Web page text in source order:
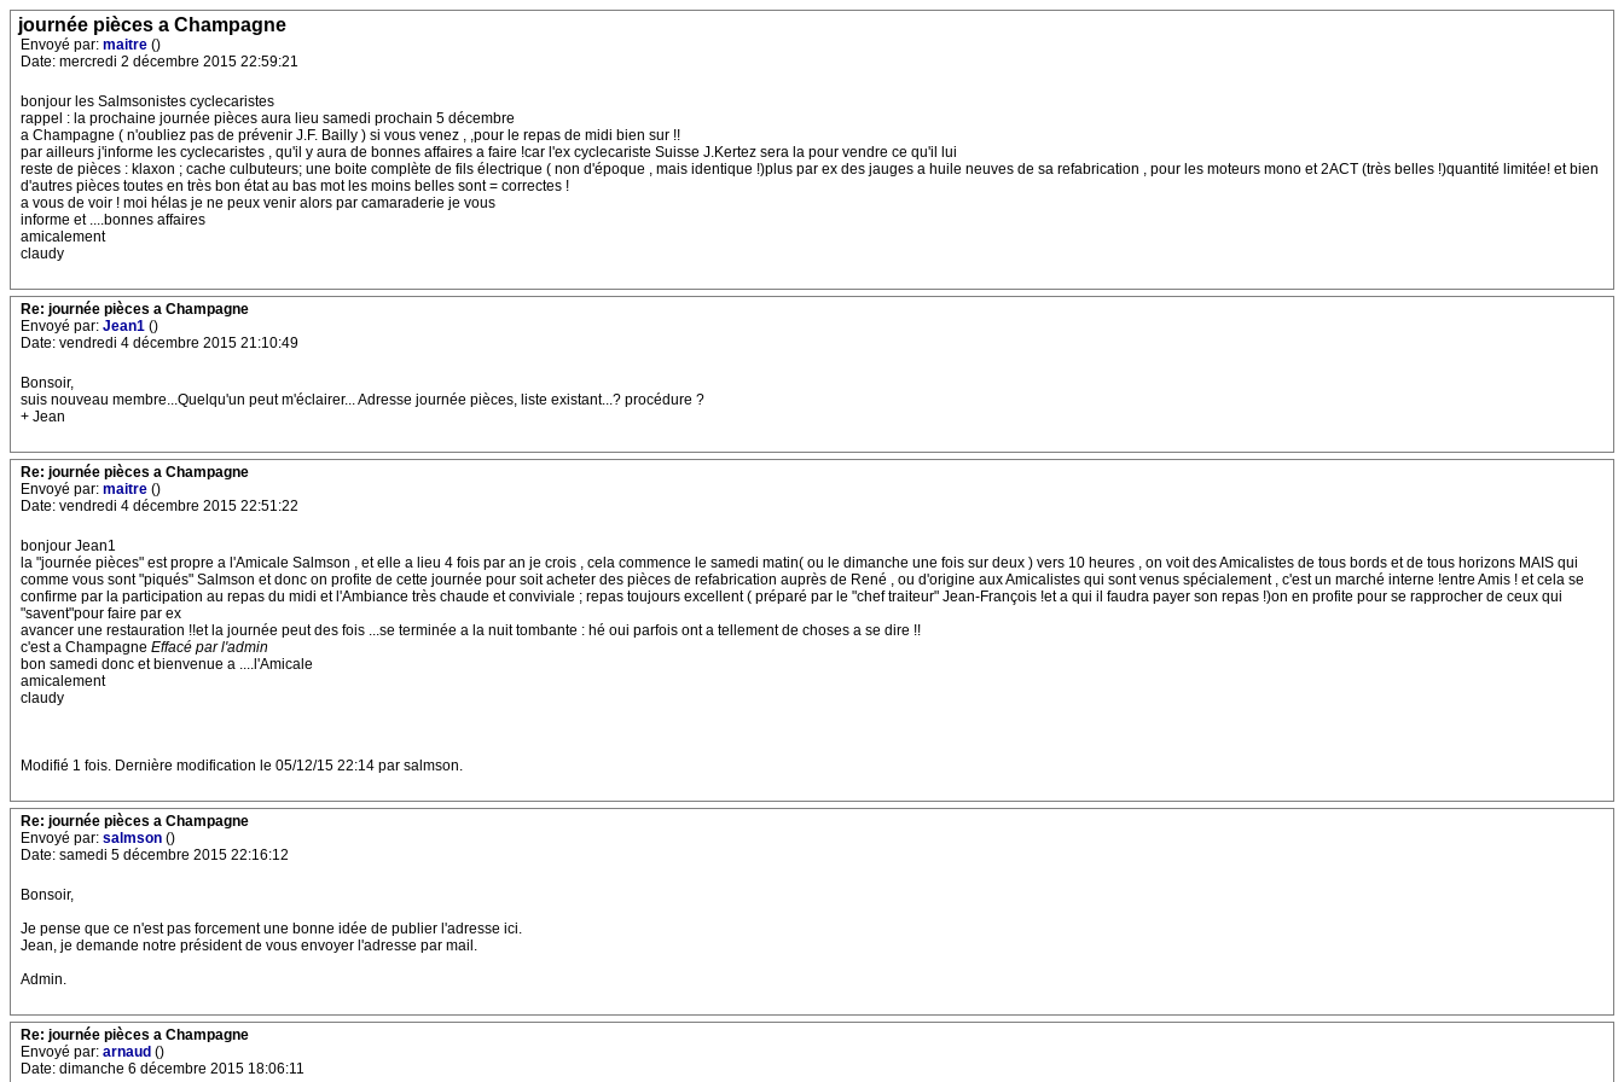
journée pièces a Champagne
Envoyé par: maitre ()
Date: mercredi 2 décembre 2015 22:59:21
bonjour les Salmsonistes cyclecaristes
rappel : la prochaine journée pièces aura lieu samedi prochain 5 décembre
a Champagne ( n'oubliez pas de prévenir J.F. Bailly ) si vous venez , ,pour le repas de midi bien sur !!
par ailleurs j'informe les cyclecaristes , qu'il y aura de bonnes affaires a faire !car l'ex cyclecariste Suisse J.Kertez sera la pour vendre ce qu'il lui
reste de pièces : klaxon ; cache culbuteurs; une boite complète de fils électrique ( non d'époque , mais identique !)plus par ex des jauges a huile neuves de sa refabrication , pour les moteurs mono et 2ACT (très belles !)quantité limitée! et bien
d'autres pièces toutes en très bon état au bas mot les moins belles sont = correctes !
a vous de voir ! moi hélas je ne peux venir alors par camaraderie je vous
informe et ....bonnes affaires
amicalement
claudy
Re: journée pièces a Champagne
Envoyé par: Jean1 ()
Date: vendredi 4 décembre 2015 21:10:49
Bonsoir,
suis nouveau membre...Quelqu'un peut m'éclairer... Adresse journée pièces, liste existant...? procédure ?
+ Jean
Re: journée pièces a Champagne
Envoyé par: maitre ()
Date: vendredi 4 décembre 2015 22:51:22
bonjour Jean1
la "journée pièces" est propre a l'Amicale Salmson , et elle a lieu 4 fois par an je crois , cela commence le samedi matin( ou le dimanche une fois sur deux ) vers 10 heures , on voit des Amicalistes de tous bords et de tous horizons MAIS qui
comme vous sont "piqués" Salmson et donc on profite de cette journée pour soit acheter des pièces de refabrication auprès de René , ou d'origine aux Amicalistes qui sont venus spécialement , c'est un marché interne !entre Amis ! et cela se
confirme par la participation au repas du midi et l'Ambiance très chaude et conviviale ; repas toujours excellent ( préparé par le "chef traiteur" Jean-François !et a qui il faudra payer son repas !)on en profite pour se rapprocher de ceux qui
"savent"pour faire par ex
avancer une restauration !!et la journée peut des fois ...se terminée a la nuit tombante : hé oui parfois ont a tellement de choses a se dire !!
c'est a Champagne Effacé par l'admin
bon samedi donc et bienvenue a ....l'Amicale
amicalement
claudy
Modifié 1 fois. Dernière modification le 05/12/15 22:14 par salmson.
Re: journée pièces a Champagne
Envoyé par: salmson ()
Date: samedi 5 décembre 2015 22:16:12
Bonsoir,
Je pense que ce n'est pas forcement une bonne idée de publier l'adresse ici.
Jean, je demande notre président de vous envoyer l'adresse par mail.
Admin.
Re: journée pièces a Champagne
Envoyé par: arnaud ()
Date: dimanche 6 décembre 2015 18:06:11